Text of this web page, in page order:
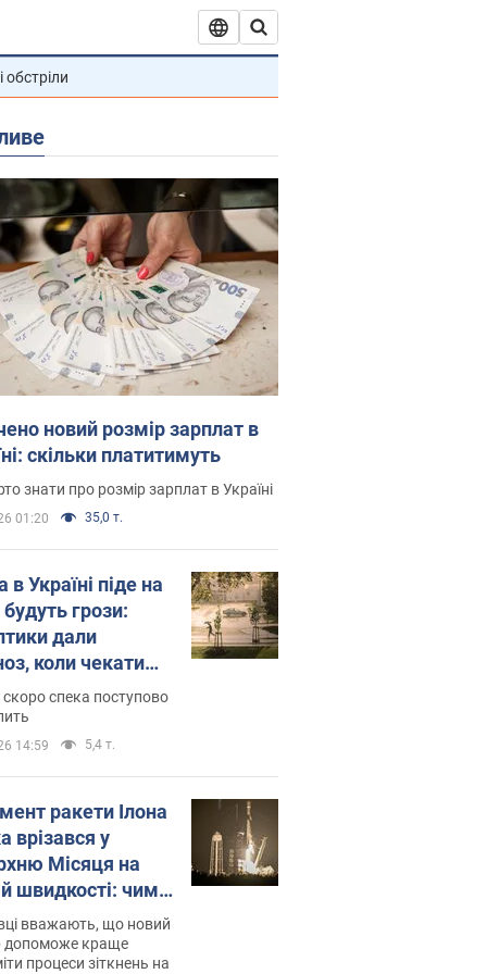
обстріли
новий розмір зарплат в
скільки платитимуть
знати про розмір зарплат в Україні
01:20 35,0 т.
в Україні піде на
грози:
дали
коли чекати
погоди
скоро спека поступово
14:59 5,4 т.
ракети Ілона
врізався у
Місяця на
швидкості: чим
вважають, що новий
допоможе краще
процеси зіткнень на